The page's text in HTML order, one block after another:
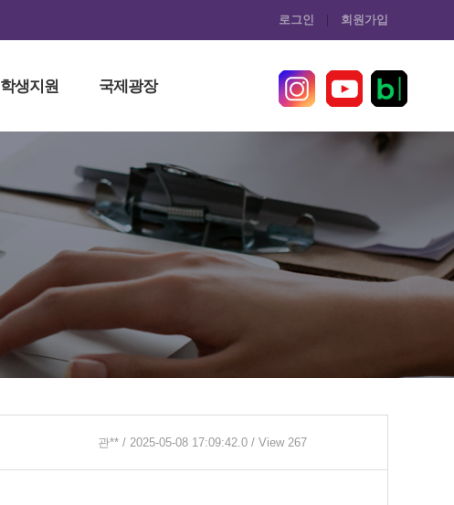
로그인 회원가입
학생지원 국제광장
관** / 2025-05-08 17:09:42.0 / View 267